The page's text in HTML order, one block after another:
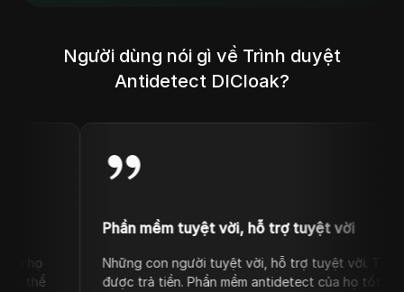
Người dùng nói gì về Trình duyệt
Antidetect DICloak?
Phần mềm tuyệt vời, hỗ trợ tuyệt vời
Những con người tuyệt vời, hỗ trợ tuyệt vời. Tin tôi đi, đây
được trả tiền. Phần mềm antidetect của họ tốt hơn tất cả các